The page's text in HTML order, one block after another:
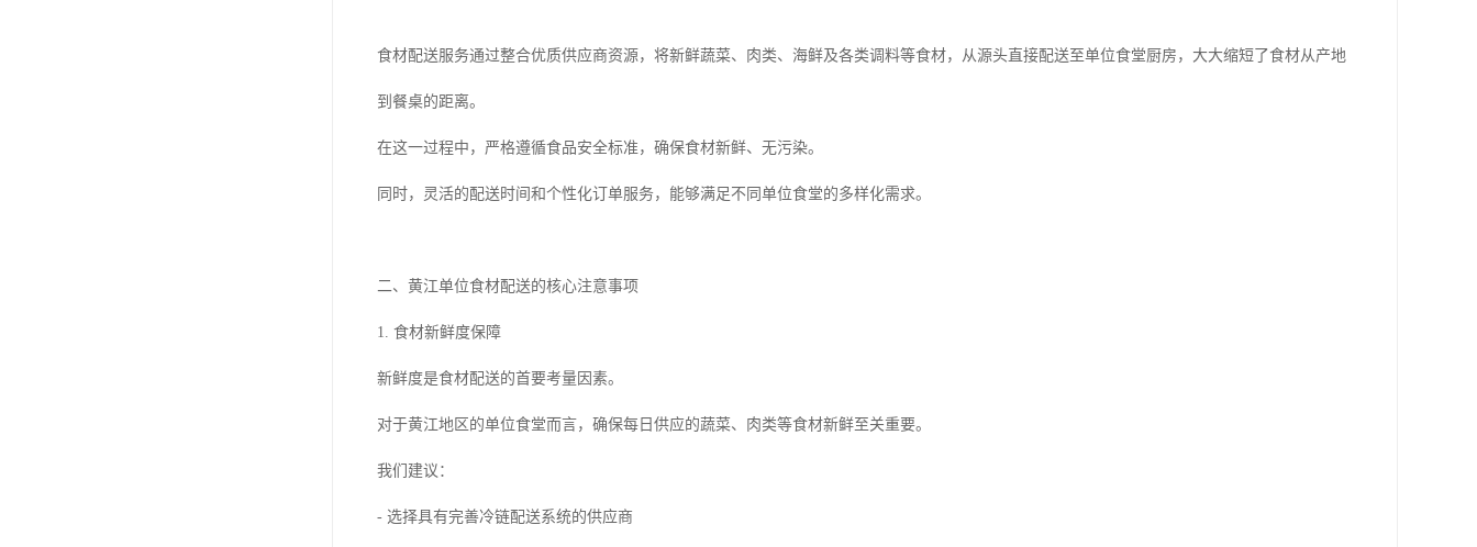
食材配送服务通过整合优质供应商资源，将新鲜蔬菜、肉类、海鲜及各类调料等食材，从源头直接配送至单位食堂厨房，大大缩短了食材从产地
到餐桌的距离。
在这一过程中，严格遵循食品安全标准，确保食材新鲜、无污染。
同时，灵活的配送时间和个性化订单服务，能够满足不同单位食堂的多样化需求。
二、黄江单位食材配送的核心注意事项
1. 食材新鲜度保障
新鲜度是食材配送的首要考量因素。
对于黄江地区的单位食堂而言，确保每日供应的蔬菜、肉类等食材新鲜至关重要。
我们建议：
- 选择具有完善冷链配送系统的供应商